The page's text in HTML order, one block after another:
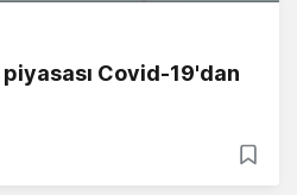
Covid-19'dan